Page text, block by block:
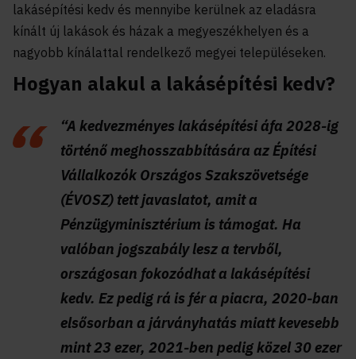
lakásépítési kedv és mennyibe kerülnek az eladásra
kínált új lakások és házak a megyeszékhelyen és a
nagyobb kínálattal rendelkező megyei településeken.
Hogyan alakul a lakásépítési kedv?
“A kedvezményes lakásépítési áfa 2028-ig
történő meghosszabbítására az Építési
Vállalkozók Országos Szakszövetsége
(ÉVOSZ) tett javaslatot, amit a
Pénzügyminisztérium is támogat. Ha
valóban jogszabály lesz a tervből,
országosan fokozódhat a lakásépítési
kedv. Ez pedig rá is fér a piacra, 2020-ban
elsősorban a járványhatás miatt kevesebb
mint 23 ezer, 2021-ben pedig közel 30 ezer